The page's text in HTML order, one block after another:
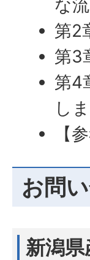
な
第2
第3
第4
し
【
お問
新潟